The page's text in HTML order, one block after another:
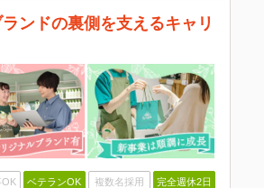
ンドの裏側を支えるキャリ
ベテランOK 複数名採用 完全週休2日